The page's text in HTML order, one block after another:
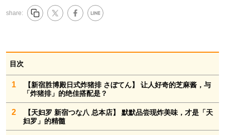
share:
目次
1
【新宿胜博殿日式炸猪排 さぼてん】 让人好奇的芝麻酱，与
「炸猪排」的绝佳搭配是？
2
【天妇罗 新宿つな八 总本店】 默默品尝现炸美味，才是「天
妇罗」的精髓